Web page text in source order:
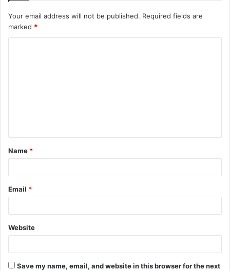
Your email address will not be published. Required fields are
marked *
Name *
Email *
Website
Save my name, email, and website in this browser for the next